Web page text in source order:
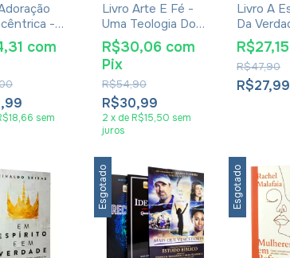
-
com
sem
Livro Arte E Fé -
Uma Teologia Do
Criar - Makoto
Fujimura
R$30,99
R$54,90
R$30,06 com
Pix
2 x de R$15,50 sem
juros
Livro A
Da
Adoração
Macarthur
R$27,99
R$47,90
R$27,15
Esgotado Esgotado